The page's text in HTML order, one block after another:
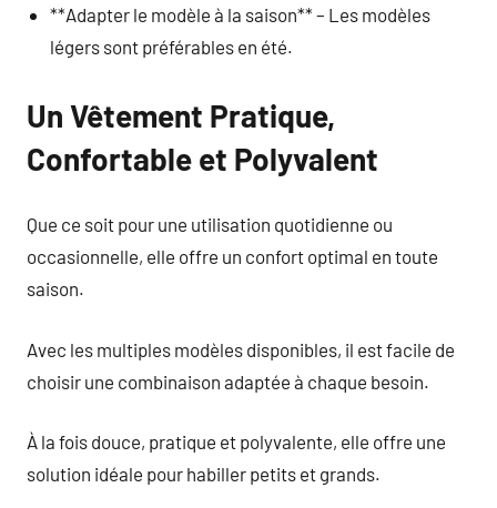
**Adapter le modèle à la saison** – Les modèles
légers sont préférables en été.
Un Vêtement Pratique,
Confortable et Polyvalent
Que ce soit pour une utilisation quotidienne ou
occasionnelle, elle offre un confort optimal en toute
saison.
Avec les multiples modèles disponibles, il est facile de
choisir une combinaison adaptée à chaque besoin.
À la fois douce, pratique et polyvalente, elle offre une
solution idéale pour habiller petits et grands.